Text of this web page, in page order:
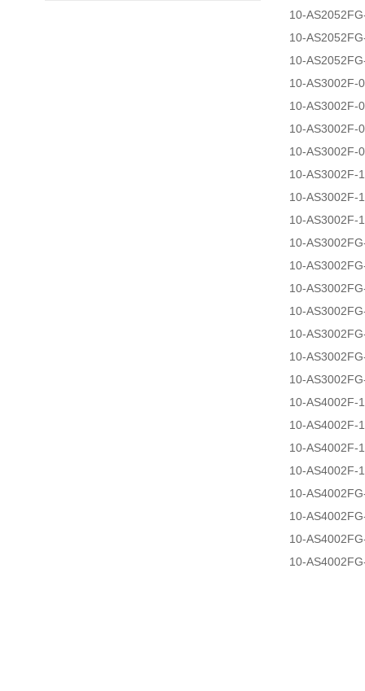
10-
10-
10-
10-AS3002F-
10-AS3002F-
10-AS3002F-
10-AS3002F-
10-AS3002F-
10-AS3002F-
10-AS3002F-
10-
10-
10-
10-
10-
10-
10-
10-AS4002F-
10-AS4002F-
10-AS4002F-
10-AS4002F-
10-
10-
10-
10-